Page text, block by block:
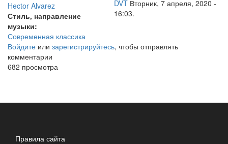
Hector Alvarez
Стиль, направление
музыки:
Современная классика
DVT Вторник, 7 апреля, 2020 -
16:03.
Войдите или зарегистрируйтесь, чтобы отправлять
комментарии
682 просмотра
Правила сайта